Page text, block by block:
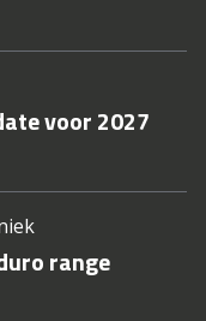
voor 2027
range